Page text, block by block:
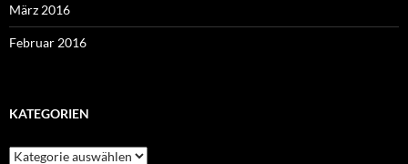
März 2016
Februar 2016
KATEGORIEN
Kategorien